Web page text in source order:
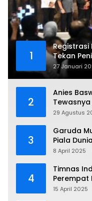
1
Registrasi
Tekan
27 Januari
2
Anies
Demo
29 Agustus
3
Garuda
Piala
8 April 2025
4
Timnas
Perempat
Korea
15 April 2025